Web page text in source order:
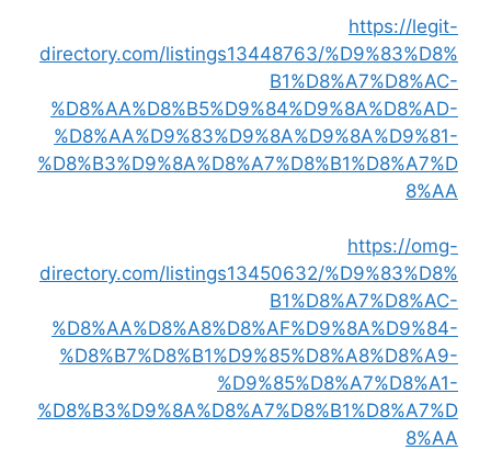
https://legit-
directory.com/listings13448763/%D9%83%D8%
B1%D8%A7%D8%AC-
%D8%AA%D8%B5%D9%84%D9%8A%D8%AD-
%D8%AA%D9%83%D9%8A%D9%8A%D9%81-
%D8%B3%D9%8A%D8%A7%D8%B1%D8%A7%D
8%AA
https://omg-
directory.com/listings13450632/%D9%83%D8%
B1%D8%A7%D8%AC-
%D8%AA%D8%A8%D8%AF%D9%8A%D9%84-
%D8%B7%D8%B1%D9%85%D8%A8%D8%A9-
%D9%85%D8%A7%D8%A1-
%D8%B3%D9%8A%D8%A7%D8%B1%D8%A7%D
8%AA